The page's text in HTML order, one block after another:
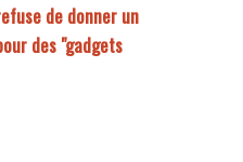
de donner un
des "gadgets